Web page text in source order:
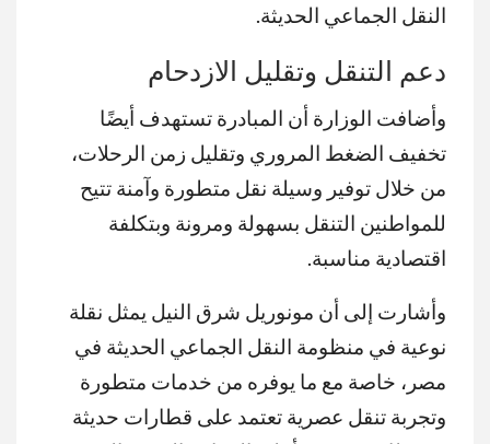
النقل الجماعي الحديثة.
دعم التنقل وتقليل الازدحام
وأضافت الوزارة أن المبادرة تستهدف أيضًا
تخفيف الضغط المروري وتقليل زمن الرحلات،
من خلال توفير وسيلة نقل متطورة وآمنة تتيح
للمواطنين التنقل بسهولة ومرونة وبتكلفة
اقتصادية مناسبة.
وأشارت إلى أن مونوريل شرق النيل يمثل نقلة
نوعية في منظومة النقل الجماعي الحديثة في
مصر، خاصة مع ما يوفره من خدمات متطورة
وتجربة تنقل عصرية تعتمد على قطارات حديثة